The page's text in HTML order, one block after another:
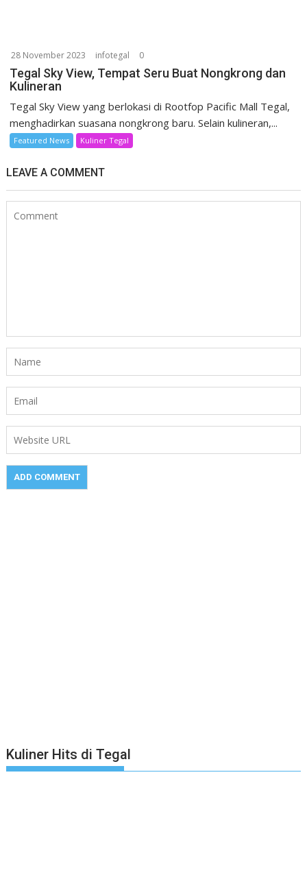
28 November 2023 infotegal 0
Tegal Sky View, Tempat Seru Buat Nongkrong dan
Kulineran
Tegal Sky View yang berlokasi di Rootfop Pacific Mall Tegal,
menghadirkan suasana nongkrong baru. Selain kulineran,...
Featured News Kuliner Tegal
LEAVE A COMMENT
Kuliner Hits di Tegal